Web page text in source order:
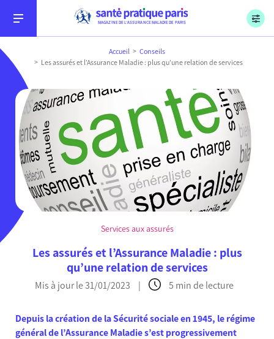
Sécurité sociale, l’Assurance Maladie, Paris
MAGAZINE DE L’ASSURANCE MALADIE DE PARIS
Conseils
Soins
Démarches
Accueil
Conseils
Les assurés et l’Assurance Maladie : plus qu’une relation de services
Services aux assurés
Les assurés et l’Assurance Maladie : plus
qu’une relation de services
Mis à jour le 31/01/2023 | 5 min de lecture
Depuis la création de la Sécurité sociale en 1945, le régime
général de l’Assurance Maladie s’est progressivement